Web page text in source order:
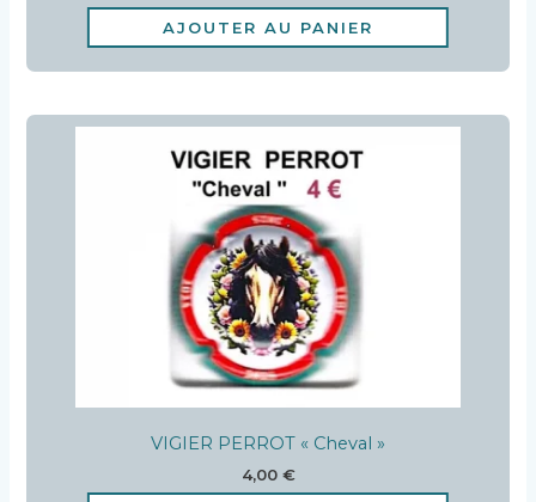
AJOUTER AU PANIER
VIGIER PERROT « Cheval »
4,00 €